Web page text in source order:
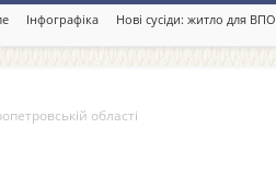
Інфографіка Нові сусіди: житло для ВПО
області